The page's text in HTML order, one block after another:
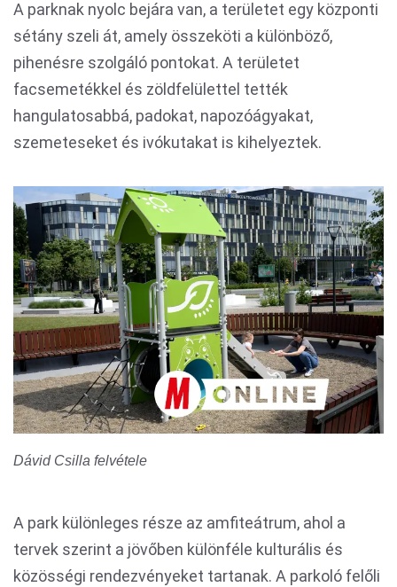
A parknak nyolc bejára van, a területet egy központi
sétány szeli át, amely összeköti a különböző,
pihenésre szolgáló pontokat. A területet
facsemetékkel és zöldfelülettel tették
hangulatosabbá, padokat, napozóágyakat,
szemeteseket és ivókutakat is kihelyeztek.
Dávid Csilla felvétele
A park különleges része az amfiteátrum, ahol a
tervek szerint a jövőben különféle kulturális és
közösségi rendezvényeket tartanak. A parkoló felőli